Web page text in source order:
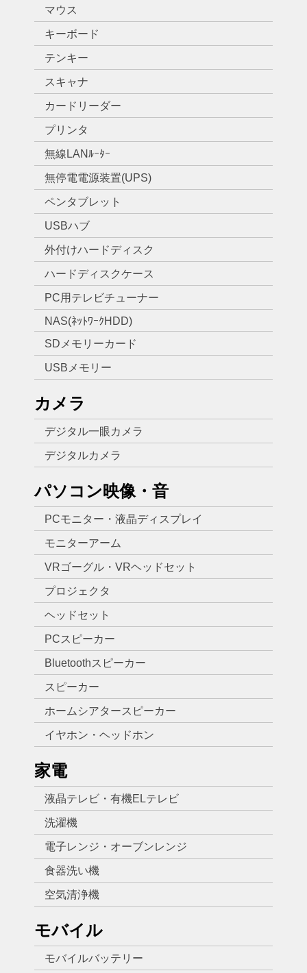
マウス
キーボード
テンキー
スキャナ
カードリーダー
プリンタ
無線LANﾙｰﾀｰ
無停電電源装置(UPS)
ペンタブレット
USBハブ
外付けハードディスク
ハードディスクケース
PC用テレビチューナー
NAS(ﾈｯﾄﾜｰｸHDD)
SDメモリーカード
USBメモリー
カメラ
デジタル一眼カメラ
デジタルカメラ
パソコン映像・音
PCモニター・液晶ディスプレイ
モニターアーム
VRゴーグル・VRヘッドセット
プロジェクタ
ヘッドセット
PCスピーカー
Bluetoothスピーカー
スピーカー
ホームシアタースピーカー
イヤホン・ヘッドホン
家電
液晶テレビ・有機ELテレビ
洗濯機
電子レンジ・オーブンレンジ
食器洗い機
空気清浄機
モバイル
モバイルバッテリー